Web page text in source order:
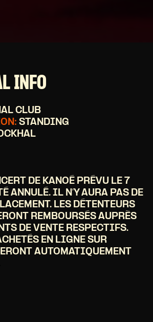
INFO
CLUB
STANDING
DE KANOÉ PRÉVU LE 7
ANNULÉ. IL N’Y AURA PAS DE
LES DÉTENTEURS
REMBOURSÉS AUPRÈS
DE VENTE RESPECTIFS.
EN LIGNE SUR
AUTOMATIQUEMENT